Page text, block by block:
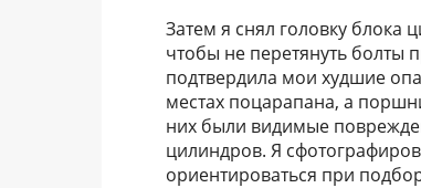
Затем я снял головку блока
чтобы не перетянуть болты
подтвердила мои худшие
местах поцарапана, а
них были видимые
цилиндров. Я
ориентироваться при